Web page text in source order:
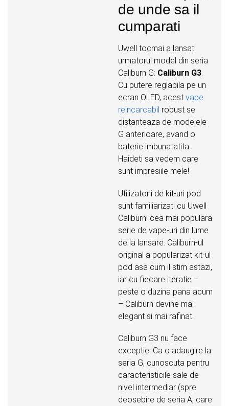
de unde sa il
cumparati
Uwell tocmai a lansat
urmatorul model din seria
Caliburn G: Caliburn G3.
Cu putere reglabila pe un
ecran OLED, acestvape
reincarcabil robust se
distanteaza de modelele
G anterioare, avand o
baterie imbunatatita.
Haideti sa vedem care
sunt impresiile mele!
Utilizatorii de kit-uri pod
sunt familiarizati cu Uwell
Caliburn: cea mai populara
serie de vape-uri din lume
de la lansare. Caliburn-ul
original a popularizat kit-ul
pod asa cum il stim astazi,
iar cu fiecare iteratie –
peste o duzina pana acum
– Caliburn devine mai
elegant si mai rafinat.
Caliburn G3 nu face
exceptie. Ca o adaugire la
seria G, cunoscuta pentru
caracteristicile sale de
nivel intermediar (spre
deosebire de seria A, care